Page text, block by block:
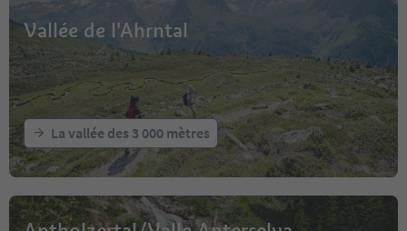
Vallée de l'Ahrntal
La vallée des 3 000 mètres